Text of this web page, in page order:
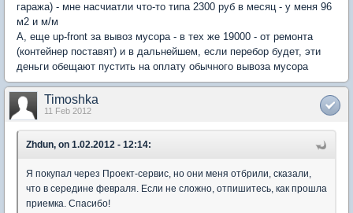
гаража) - мне насчиатли что-то типа 2300 руб в месяц - у меня 96
м2 и м/м
А, еще up-front за вывоз мусора - в тех же 19000 - от ремонта
(контейнер поставят) и в дальнейшем, если перебор будет, эти
деньги обещают пустить на оплату обычного вывоза мусора
Timoshka
11 Feb 2012
Zhdun, on 1.02.2012 - 12:14:
Я покупал через Проект-сервис, но они меня отбрили, сказали,
что в середине февраля. Если не сложно, отпишитесь, как прошла
приемка. Спасибо!